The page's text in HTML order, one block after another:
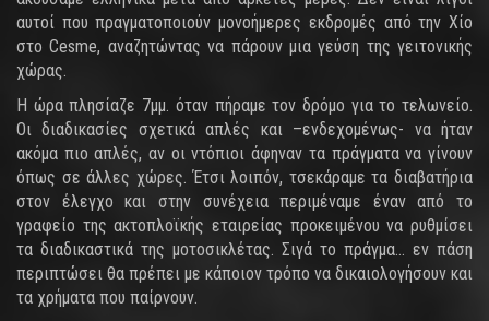
αυτοί που πραγματοποιούν μονοήμερες εκδρομές από την Χίο
στο Cesme, αναζητώντας να πάρουν μια γεύση της γειτονικής
χώρας.
Η ώρα πλησίαζε 7μμ. όταν πήραμε τον δρόμο για το τελωνείο.
Οι διαδικασίες σχετικά απλές και –ενδεχομένως- να ήταν
ακόμα πιο απλές, αν οι ντόπιοι άφηναν τα πράγματα να γίνουν
όπως σε άλλες χώρες. Έτσι λοιπόν, τσεκάραμε τα διαβατήρια
στον έλεγχο και στην συνέχεια περιμέναμε έναν από το
γραφείο της ακτοπλοϊκής εταιρείας προκειμένου να ρυθμίσει
τα διαδικαστικά της μοτοσικλέτας. Σιγά το πράγμα… εν πάση
περιπτώσει θα πρέπει με κάποιον τρόπο να δικαιολογήσουν και
τα χρήματα που παίρνουν.